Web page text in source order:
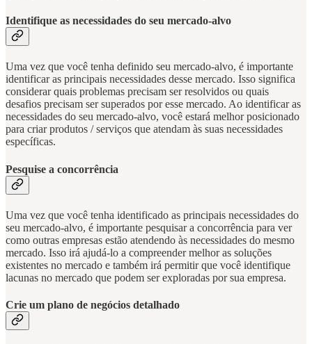
Identifique as necessidades do seu mercado-alvo
Uma vez que você tenha definido seu mercado-alvo, é importante
identificar as principais necessidades desse mercado. Isso significa
considerar quais problemas precisam ser resolvidos ou quais
desafios precisam ser superados por esse mercado. Ao identificar as
necessidades do seu mercado-alvo, você estará melhor posicionado
para criar produtos / serviços que atendam às suas necessidades
específicas.
Pesquise a concorrência
Uma vez que você tenha identificado as principais necessidades do
seu mercado-alvo, é importante pesquisar a concorrência para ver
como outras empresas estão atendendo às necessidades do mesmo
mercado. Isso irá ajudá-lo a compreender melhor as soluções
existentes no mercado e também irá permitir que você identifique
lacunas no mercado que podem ser exploradas por sua empresa.
Crie um plano de negócios detalhado